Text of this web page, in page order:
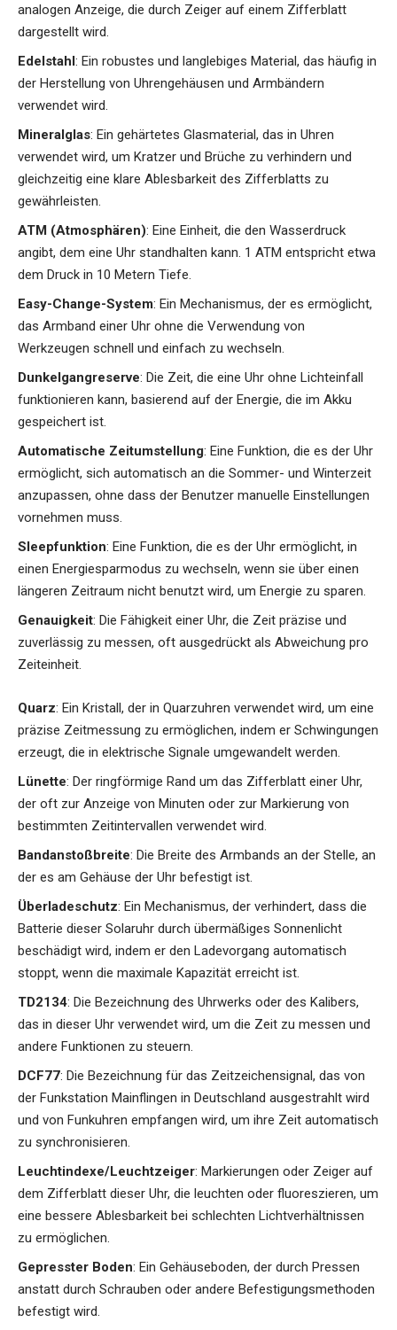
analogen Anzeige, die durch Zeiger auf einem Zifferblatt
dargestellt wird.
Edelstahl: Ein robustes und langlebiges Material, das häufig in
der Herstellung von Uhrengehäusen und Armbändern
verwendet wird.
Mineralglas: Ein gehärtetes Glasmaterial, das in Uhren
verwendet wird, um Kratzer und Brüche zu verhindern und
gleichzeitig eine klare Ablesbarkeit des Zifferblatts zu
gewährleisten.
ATM (Atmosphären): Eine Einheit, die den Wasserdruck
angibt, dem eine Uhr standhalten kann. 1 ATM entspricht etwa
dem Druck in 10 Metern Tiefe.
Easy-Change-System: Ein Mechanismus, der es ermöglicht,
das Armband einer Uhr ohne die Verwendung von
Werkzeugen schnell und einfach zu wechseln.
Dunkelgangreserve: Die Zeit, die eine Uhr ohne Lichteinfall
funktionieren kann, basierend auf der Energie, die im Akku
gespeichert ist.
Automatische Zeitumstellung: Eine Funktion, die es der Uhr
ermöglicht, sich automatisch an die Sommer- und Winterzeit
anzupassen, ohne dass der Benutzer manuelle Einstellungen
vornehmen muss.
Sleepfunktion: Eine Funktion, die es der Uhr ermöglicht, in
einen Energiesparmodus zu wechseln, wenn sie über einen
längeren Zeitraum nicht benutzt wird, um Energie zu sparen.
Genauigkeit: Die Fähigkeit einer Uhr, die Zeit präzise und
zuverlässig zu messen, oft ausgedrückt als Abweichung pro
Zeiteinheit.
Quarz: Ein Kristall, der in Quarzuhren verwendet wird, um eine
präzise Zeitmessung zu ermöglichen, indem er Schwingungen
erzeugt, die in elektrische Signale umgewandelt werden.
Lünette: Der ringförmige Rand um das Zifferblatt einer Uhr,
der oft zur Anzeige von Minuten oder zur Markierung von
bestimmten Zeitintervallen verwendet wird.
Bandanstoßbreite: Die Breite des Armbands an der Stelle, an
der es am Gehäuse der Uhr befestigt ist.
Überladeschutz: Ein Mechanismus, der verhindert, dass die
Batterie dieser Solaruhr durch übermäßiges Sonnenlicht
beschädigt wird, indem er den Ladevorgang automatisch
stoppt, wenn die maximale Kapazität erreicht ist.
TD2134: Die Bezeichnung des Uhrwerks oder des Kalibers,
das in dieser Uhr verwendet wird, um die Zeit zu messen und
andere Funktionen zu steuern.
DCF77: Die Bezeichnung für das Zeitzeichensignal, das von
der Funkstation Mainflingen in Deutschland ausgestrahlt wird
und von Funkuhren empfangen wird, um ihre Zeit automatisch
zu synchronisieren.
Leuchtindexe/Leuchtzeiger: Markierungen oder Zeiger auf
dem Zifferblatt dieser Uhr, die leuchten oder fluoreszieren, um
eine bessere Ablesbarkeit bei schlechten Lichtverhältnissen
zu ermöglichen.
Gepresster Boden: Ein Gehäuseboden, der durch Pressen
anstatt durch Schrauben oder andere Befestigungsmethoden
befestigt wird.